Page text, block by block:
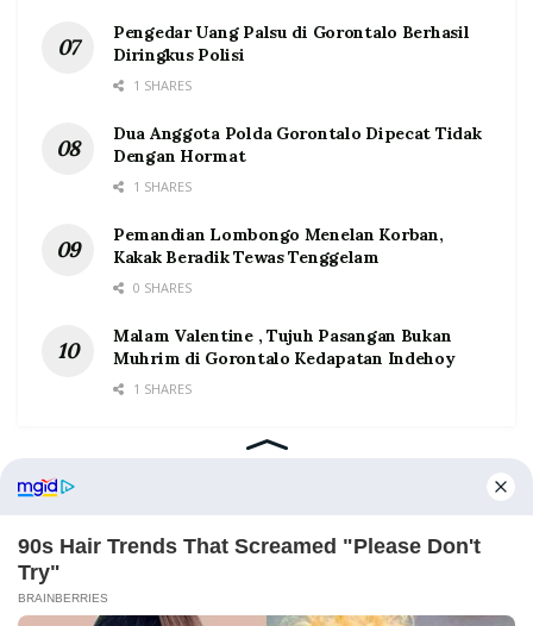
Pengedar Uang Palsu di Gorontalo Berhasil
Diringkus Polisi
1 SHARES
Dua Anggota Polda Gorontalo Dipecat Tidak
Dengan Hormat
1 SHARES
Pemandian Lombongo Menelan Korban,
Kakak Beradik Tewas Tenggelam
0 SHARES
Malam Valentine , Tujuh Pasangan Bukan
Muhrim di Gorontalo Kedapatan Indehoy
1 SHARES
Home Tentang Kontak Redaksi Pedoman Media Siber